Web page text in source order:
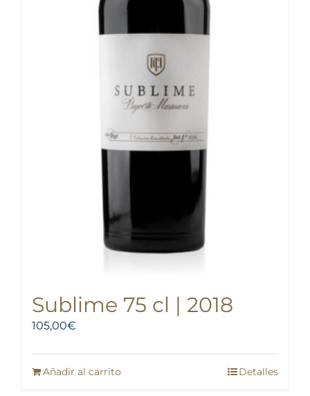
Sublime 75 cl | 2018
105,00€
Añadir al carrito Detalles